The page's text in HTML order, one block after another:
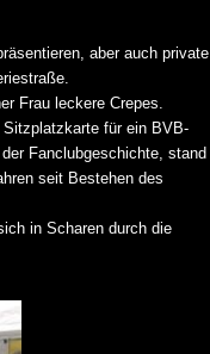
aber auch private
Frau leckere Crepes.
für ein BVB-
Fanclubgeschichte, stand
seit Bestehen des
in Scharen durch die